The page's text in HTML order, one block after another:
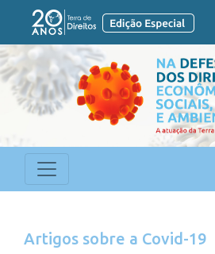
Anterior
Próximo
Artigos sobre a Covid-19